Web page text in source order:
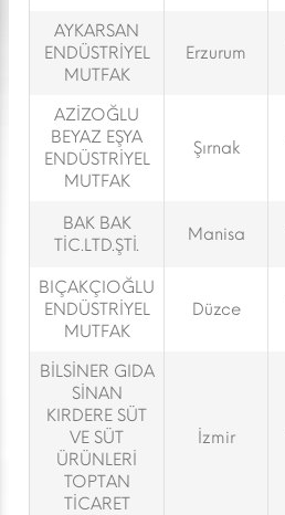
AYKARSAN
ENDÜSTRİYEL
MUTFAK
Erzurum
AZİZOĞLU
BEYAZ EŞYA
ENDÜSTRİYEL
MUTFAK
Şırnak
BAK BAK
TİC.LTD.ŞTİ.
Manisa
BIÇAKÇIOĞLU
ENDÜSTRİYEL
MUTFAK
Düzce
BİLSİNER GIDA
SİNAN
KIRDERE SÜT
VE SÜT
ÜRÜNLERİ
TOPTAN
TİCARET
İzmir